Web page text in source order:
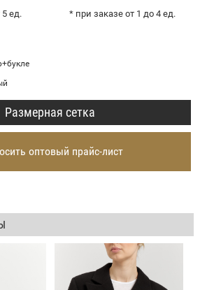
5 ед.
* при заказе от 1 до 4 ед.
Размерная сетка
оптовый прайс-лист